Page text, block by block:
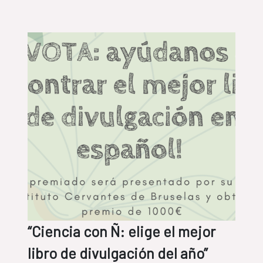
“Ciencia con Ñ: elige el mejor
libro de divulgación del año”